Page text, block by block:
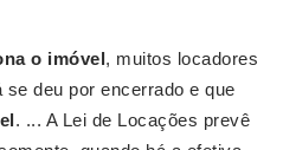
o imóvel, muitos locadores
deu por encerrado e que
. ... A Lei de Locações prevê